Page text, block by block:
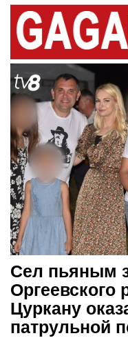
Сел пьяным
Оргеевского
Цуркану
патрульной